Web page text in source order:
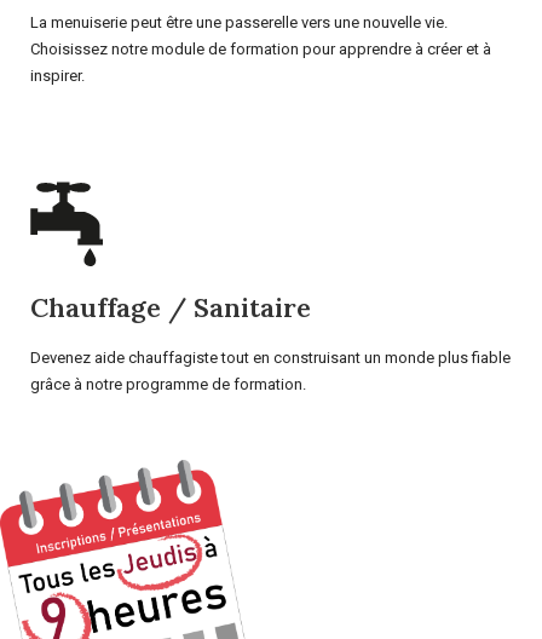
La menuiserie peut être une passerelle vers une nouvelle vie.
Choisissez notre module de formation pour apprendre à créer et à
inspirer.
Chauffage / Sanitaire
Devenez aide chauffagiste tout en construisant un monde plus fiable
grâce à notre programme de formation.